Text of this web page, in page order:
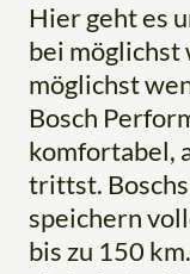
Hier geht es
bei möglichst
möglichst
Bosch
komfortabel,
trittst.
speichern
bis zu 150